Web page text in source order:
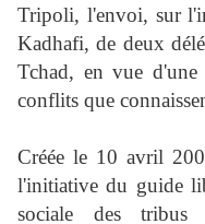
Tripoli, l'envoi, sur
Kadhafi, de deux
Tchad, en vue
conflits que
Créée le 10 avril
l'initiative du guide
sociale des